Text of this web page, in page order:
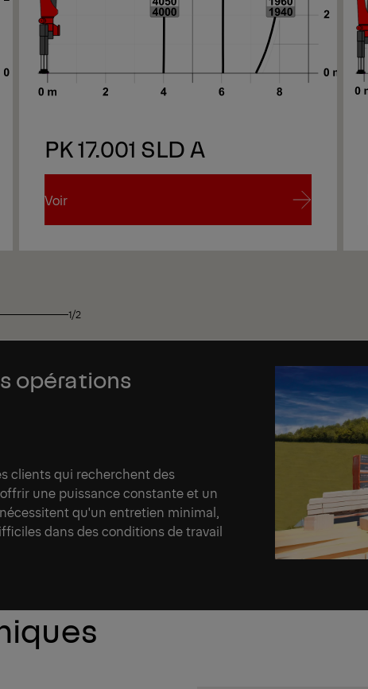
PK 17.001 SLD A
Voir
1/2
opérations
clients qui recherchent des
une puissance constante et un
qu'un entretien minimal,
dans des conditions de travail